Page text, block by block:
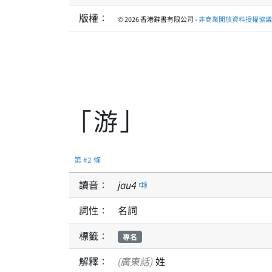
版權：
© 2026 香港辭書有限公司 -非商業開放資料授權協
「游」
第 #2 條
讀音： jau4
詞性：
名詞
標籤：
專名
解釋： (廣東話) 姓